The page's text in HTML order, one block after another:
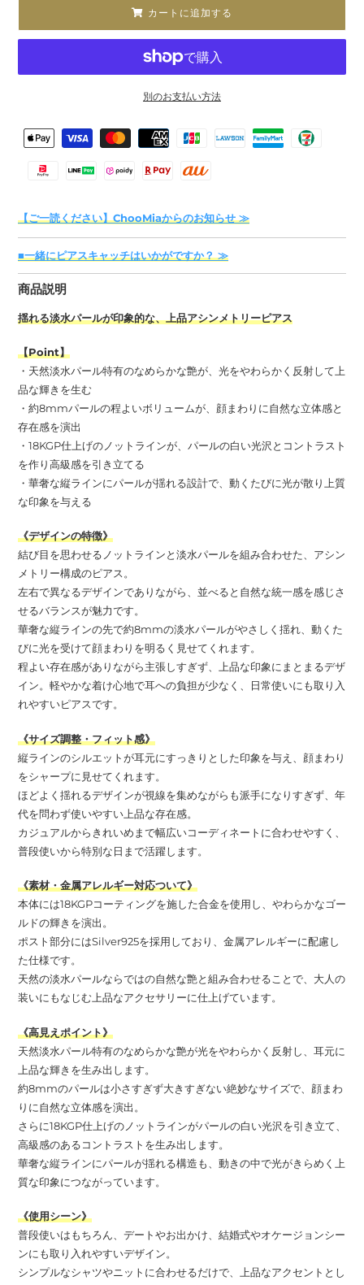
カートに追加する
別のお支払い方法
カ
ー
品
を
追
す
る
決
済
【ご一読ください】ChooMiaからのお知らせ ≫
■一緒にピアスキャッチはいかがですか？ ≫
商品説明
揺れる淡水パールが印象的な、上品アシンメトリーピアス
【Point】
・天然淡水パール特有のなめらかな艶が、光をやわらかく反射して上
品な輝きを生む
・約8mmパールの程よいボリュームが、顔まわりに自然な立体感と
存在感を演出
・18KGP仕上げのノットラインが、パールの白い光沢とコントラスト
を作り高級感を引き立てる
・華奢な縦ラインにパールが揺れる設計で、動くたびに光が散り上質
な印象を与える
《デザインの特徴》
結び目を思わせるノットラインと淡水パールを組み合わせた、アシン
メトリー構成のピアス。
左右で異なるデザインでありながら、並べると自然な統一感を感じさ
せるバランスが魅力です。
華奢な縦ラインの先で約8mmの淡水パールがやさしく揺れ、動くた
びに光を受けて顔まわりを明るく見せてくれます。
程よい存在感がありながら主張しすぎず、上品な印象にまとまるデザ
イン。軽やかな着け心地で耳への負担が少なく、日常使いにも取り入
れやすいピアスです。
《サイズ調整・フィット感》
縦ラインのシルエットが耳元にすっきりとした印象を与え、顔まわり
をシャープに見せてくれます。
ほどよく揺れるデザインが視線を集めながらも派手になりすぎず、年
代を問わず使いやすい上品な存在感。
カジュアルからきれいめまで幅広いコーディネートに合わせやすく、
普段使いから特別な日まで活躍します。
《素材・金属アレルギー対応ついて》
本体には18KGPコーティングを施した合金を使用し、やわらかなゴー
ルドの輝きを演出。
ポスト部分にはSilver925を採用しており、金属アレルギーに配慮し
た仕様です。
天然の淡水パールならではの自然な艶と組み合わせることで、大人の
装いにもなじむ上品なアクセサリーに仕上げています。
《高見えポイント》
天然淡水パール特有のなめらかな艶が光をやわらかく反射し、耳元に
上品な輝きを生み出します。
約8mmのパールは小さすぎず大きすぎない絶妙なサイズで、顔まわ
りに自然な立体感を演出。
さらに18KGP仕上げのノットラインがパールの白い光沢を引き立て、
高級感のあるコントラストを生み出します。
華奢な縦ラインにパールが揺れる構造も、動きの中で光がきらめく上
質な印象につながっています。
《使用シーン》
普段使いはもちろん、デートやお出かけ、結婚式やオケージョンシー
ンにも取り入れやすいデザイン。
シンプルなシャツやニットに合わせるだけで、上品なアクセントとし